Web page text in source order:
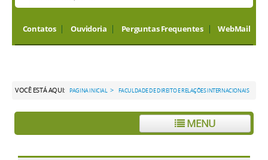
Contatos Ouvidoria Perguntas Frequentes WebMail
VOCÊ ESTÁ AQUI: PAGINA INICIAL > FACULDADE DE DIREITO E RELAÇÕES INTERNACIONAIS
MENU